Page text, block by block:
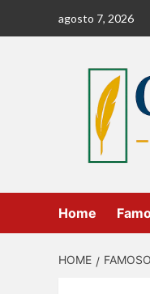
agosto 7, 2026
Home
HOME